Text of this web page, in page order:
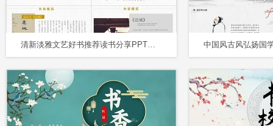
清新淡雅文艺好书推荐读书分享PPT模板